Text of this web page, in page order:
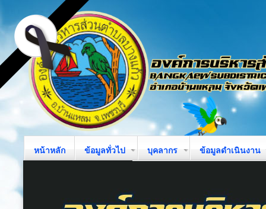
หน้าหลัก ข้อมูลทั่วไป บุคลากร ข้อมูลดำเนินงาน